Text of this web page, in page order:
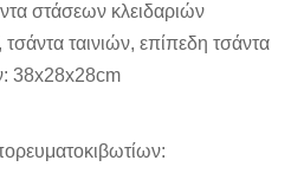
στάσεων κλειδαριών
ταινιών, επίπεδη τσάντα
38x28x28cm